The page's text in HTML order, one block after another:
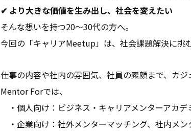
✔ より大きな価値を生み出し、社会を変えたい
そんな想いを持つ20〜30代の方へ。
今回の「キャリアMeetup」は、社会課題解決に挑
仕事の内容や社内の雰囲気、社員の素顔まで、カジ
Mentor Forでは、
・個人向け：ビジネス・キャリアメンターアカデ
・企業向け：社外メンターマッチング、社内メ